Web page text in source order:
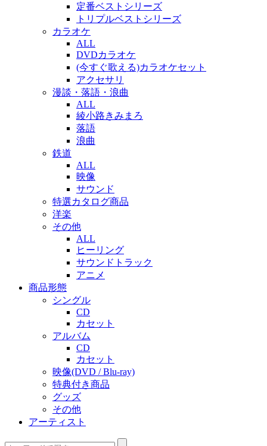
定番ベストシリーズ
トリプルベストシリーズ
カラオケ
ALL
DVDカラオケ
(今すぐ歌える)カラオケセット
アクセサリ
漫談・落語・浪曲
ALL
綾小路きみまろ
落語
浪曲
鉄道
ALL
映像
サウンド
特選カタログ商品
洋楽
その他
ALL
ヒーリング
サウンドトラック
アニメ
商品形態
シングル
CD
カセット
アルバム
CD
カセット
映像(DVD / Blu-ray)
特典付き商品
グッズ
その他
アーティスト